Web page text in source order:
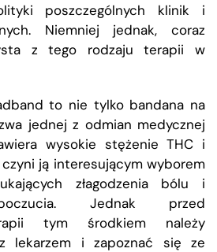
poszczególnych klinik i
Niemniej jednak, coraz
z tego rodzaju terapii w
to nie tylko bandana na
jednej z odmian medycznej
wysokie stężenie THC i
czyni ją interesującym wyborem
złagodzenia bólu i
Jednak przed
tym środkiem należy
lekarzem i zapoznać się ze